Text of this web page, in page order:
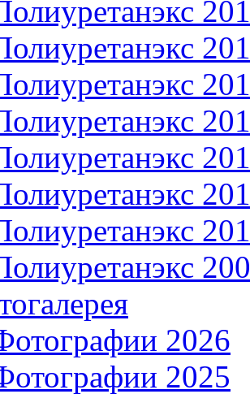
2026
2025